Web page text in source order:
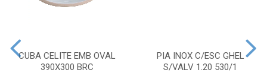
CUBA CELITE EMB OVAL
390X300 BRC
PIA INOX C/ESC GHEL
S/VALV 1.20 530/1